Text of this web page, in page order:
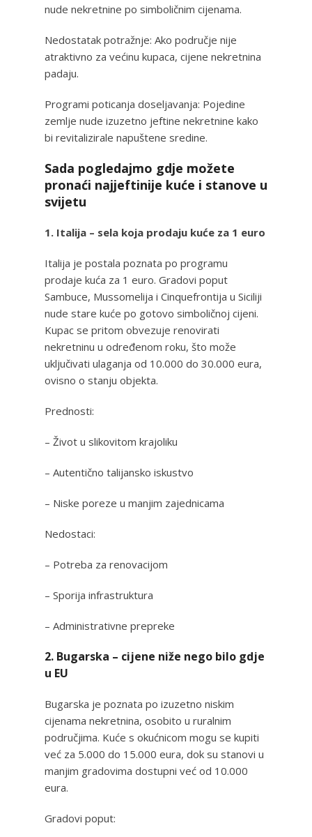
nude nekretnine po simboličnim cijenama.
Nedostatak potražnje: Ako područje nije
atraktivno za većinu kupaca, cijene nekretnina
padaju.
Programi poticanja doseljavanja: Pojedine
zemlje nude izuzetno jeftine nekretnine kako
bi revitalizirale napuštene sredine.
Sada pogledajmo gdje možete
pronaći najjeftinije kuće i stanove u
svijetu
1. Italija – sela koja prodaju kuće za 1 euro
Italija je postala poznata po programu
prodaje kuća za 1 euro. Gradovi poput
Sambuce, Mussomelija i Cinquefrontija u Siciliji
nude stare kuće po gotovo simboličnoj cijeni.
Kupac se pritom obvezuje renovirati
nekretninu u određenom roku, što može
uključivati ulaganja od 10.000 do 30.000 eura,
ovisno o stanju objekta.
Prednosti:
– Život u slikovitom krajoliku
– Autentično talijansko iskustvo
– Niske poreze u manjim zajednicama
Nedostaci:
– Potreba za renovacijom
– Sporija infrastruktura
– Administrativne prepreke
2. Bugarska – cijene niže nego bilo gdje
u EU
Bugarska je poznata po izuzetno niskim
cijenama nekretnina, osobito u ruralnim
područjima. Kuće s okućnicom mogu se kupiti
već za 5.000 do 15.000 eura, dok su stanovi u
manjim gradovima dostupni već od 10.000
eura.
Gradovi poput: